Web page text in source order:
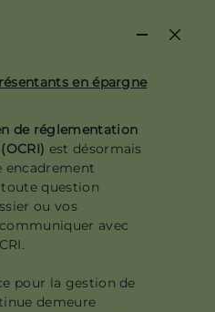
en épargne
de réglementation
est désormais
encadrement
question
ou vos
avec
pour la gestion de
demeure